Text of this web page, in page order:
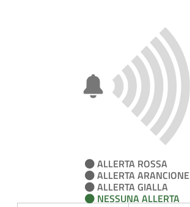
ALLERTA ROSSA
ALLERTA ARANCIONE
ALLERTA GIALLA
NESSUNA ALLERTA